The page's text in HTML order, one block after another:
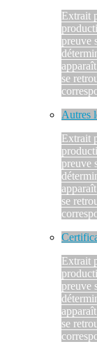
Extrait
preuve
se
Autres
Extrait
preuve
se
Extrait
preuve
se